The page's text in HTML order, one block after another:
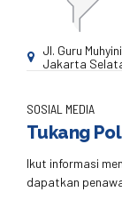
Jl. Guru
Jakarta
SOSIAL MEDIA
Tukang
Ikut informasi
dapatkan